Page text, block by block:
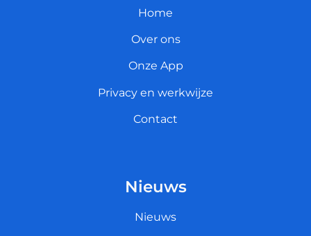
Home
Over ons
Onze App
Privacy en werkwijze
Contact
Nieuws
Nieuws